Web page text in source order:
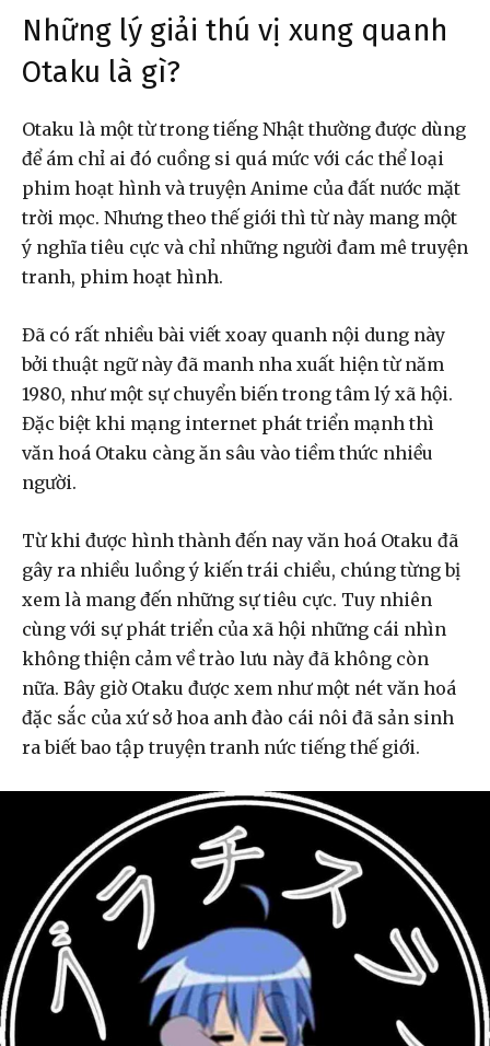
Những lý giải thú vị xung quanh
Otaku là gì?
Otaku là một từ trong tiếng Nhật thường được dùng
để ám chỉ ai đó cuồng si quá mức với các thể loại
phim hoạt hình và truyện Anime của đất nước mặt
trời mọc. Nhưng theo thế giới thì từ này mang một
ý nghĩa tiêu cực và chỉ những người đam mê truyện
tranh, phim hoạt hình.
Đã có rất nhiều bài viết xoay quanh nội dung này
bởi thuật ngữ này đã manh nha xuất hiện từ năm
1980, như một sự chuyển biến trong tâm lý xã hội.
Đặc biệt khi mạng internet phát triển mạnh thì
văn hoá Otaku càng ăn sâu vào tiềm thức nhiều
người.
Từ khi được hình thành đến nay văn hoá Otaku đã
gây ra nhiều luồng ý kiến trái chiều, chúng từng bị
xem là mang đến những sự tiêu cực. Tuy nhiên
cùng với sự phát triển của xã hội những cái nhìn
không thiện cảm về trào lưu này đã không còn
nữa. Bây giờ Otaku được xem như một nét văn hoá
đặc sắc của xứ sở hoa anh đào cái nôi đã sản sinh
ra biết bao tập truyện tranh nức tiếng thế giới.